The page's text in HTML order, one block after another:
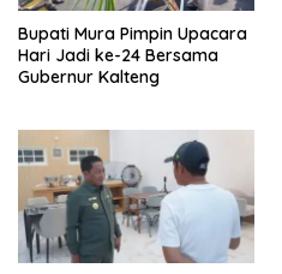
Bupati Mura Pimpin Upacara
Hari Jadi ke-24 Bersama
Gubernur Kalteng